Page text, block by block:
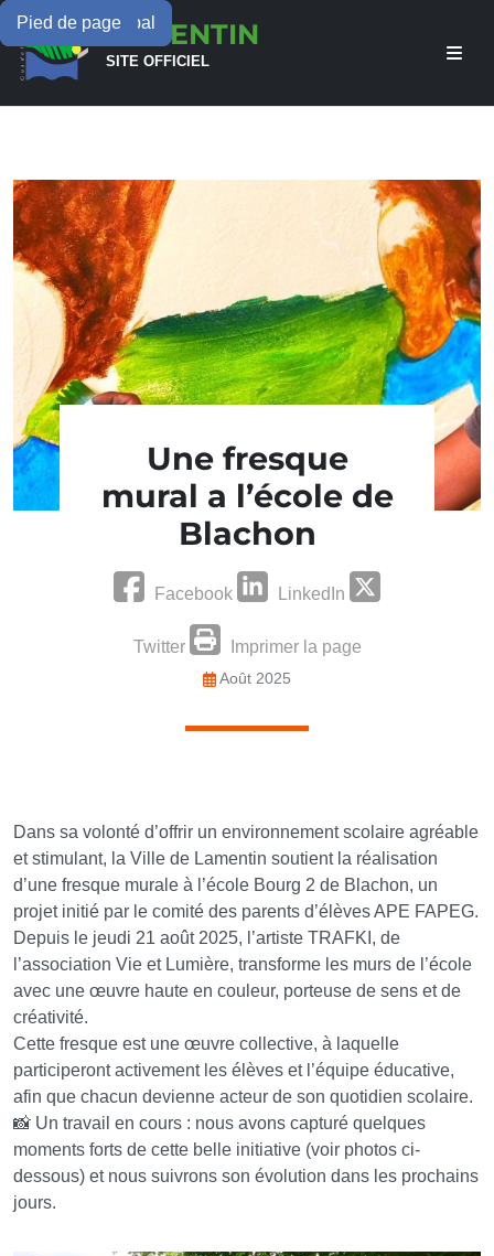
Menu principal
Contenu principal
Pied de pageLAMENTIN
SITE OFFICIEL
Une fresque
mural a l’école de
Blachon
Facebook LinkedIn
Twitter Imprimer la page
Août 2025
Dans sa volonté d’offrir un environnement scolaire agréable
et stimulant, la Ville de Lamentin soutient la réalisation
d’une fresque murale à l’école Bourg 2 de Blachon, un
projet initié par le comité des parents d’élèves APE FAPEG.
Depuis le jeudi 21 août 2025, l’artiste TRAFKI, de
l’association Vie et Lumière, transforme les murs de l’école
avec une œuvre haute en couleur, porteuse de sens et de
créativité.
Cette fresque est une œuvre collective, à laquelle
participeront activement les élèves et l’équipe éducative,
afin que chacun devienne acteur de son quotidien scolaire.
📸 Un travail en cours : nous avons capturé quelques
moments forts de cette belle initiative (voir photos ci-
dessous) et nous suivrons son évolution dans les prochains
jours.